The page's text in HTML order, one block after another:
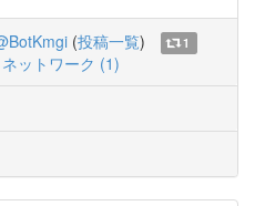
(投稿一覧)
1
ットワーク (1)